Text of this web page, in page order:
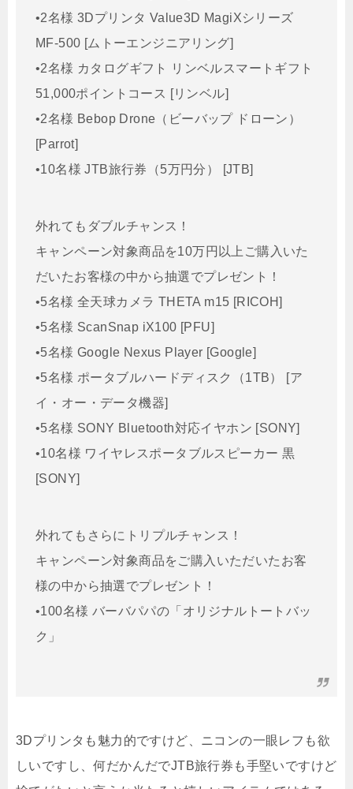
•2名様 3Dプリンタ Value3D MagiXシリーズ
MF-500 [ムトーエンジニアリング]
•2名様 カタログギフト リンベルスマートギフト
51,000ポイントコース [リンベル]
•2名様 Bebop Drone（ビーバップ ドローン）
[Parrot]
•10名様 JTB旅行券（5万円分） [JTB]
外れてもダブルチャンス！
キャンペーン対象商品を10万円以上ご購入いた
だいたお客様の中から抽選でプレゼント！
•5名様 全天球カメラ THETA m15 [RICOH]
•5名様 ScanSnap iX100 [PFU]
•5名様 Google Nexus Player [Google]
•5名様 ポータブルハードディスク（1TB） [ア
イ・オー・データ機器]
•5名様 SONY Bluetooth対応イヤホン [SONY]
•10名様 ワイヤレスポータブルスピーカー 黒
[SONY]
外れてもさらにトリプルチャンス！
キャンペーン対象商品をご購入いただいたお客
様の中から抽選でプレゼント！
•100名様 バーバパパの「オリジナルトートバッ
ク」
3Dプリンタも魅力的ですけど、ニコンの一眼レフも欲
しいですし、何だかんだでJTB旅行券も手堅いですけど